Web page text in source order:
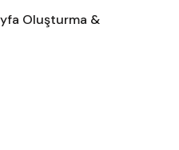
Oluşturma &